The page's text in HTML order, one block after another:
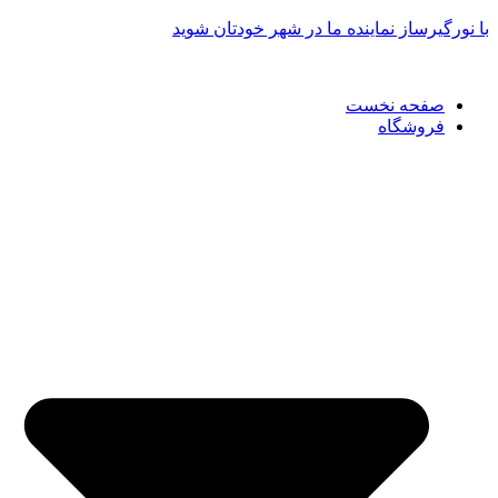
پرش
با نورگیرساز نماینده ما در شهر خودتان شوید
صفحه نخست
فروشگاه